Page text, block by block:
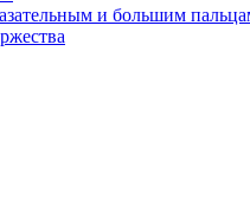
и большим